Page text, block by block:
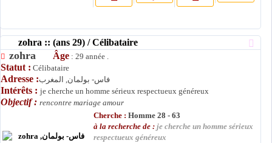
zohra :: (ans 29) / Célibataire
zohra Âge : 29 année .
Statut : Célibataire
Adresse :فاس- بولمان, المغرب
Intérêts : je cherche un homme sérieux respectueux généreux
Objectif : rencontre mariage amour
Cherche : Homme 28 - 63
à la recherche de : je cherche un homme sérieux
respectueux généreux